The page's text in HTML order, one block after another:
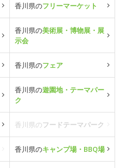
香川県のフリーマーケット
香川県の美術展・博物展・展
示会
香川県のフェア
香川県の遊園地・テーマパー
ク
香川県のフードテーマパーク
香川県のキャンプ場・BBQ場